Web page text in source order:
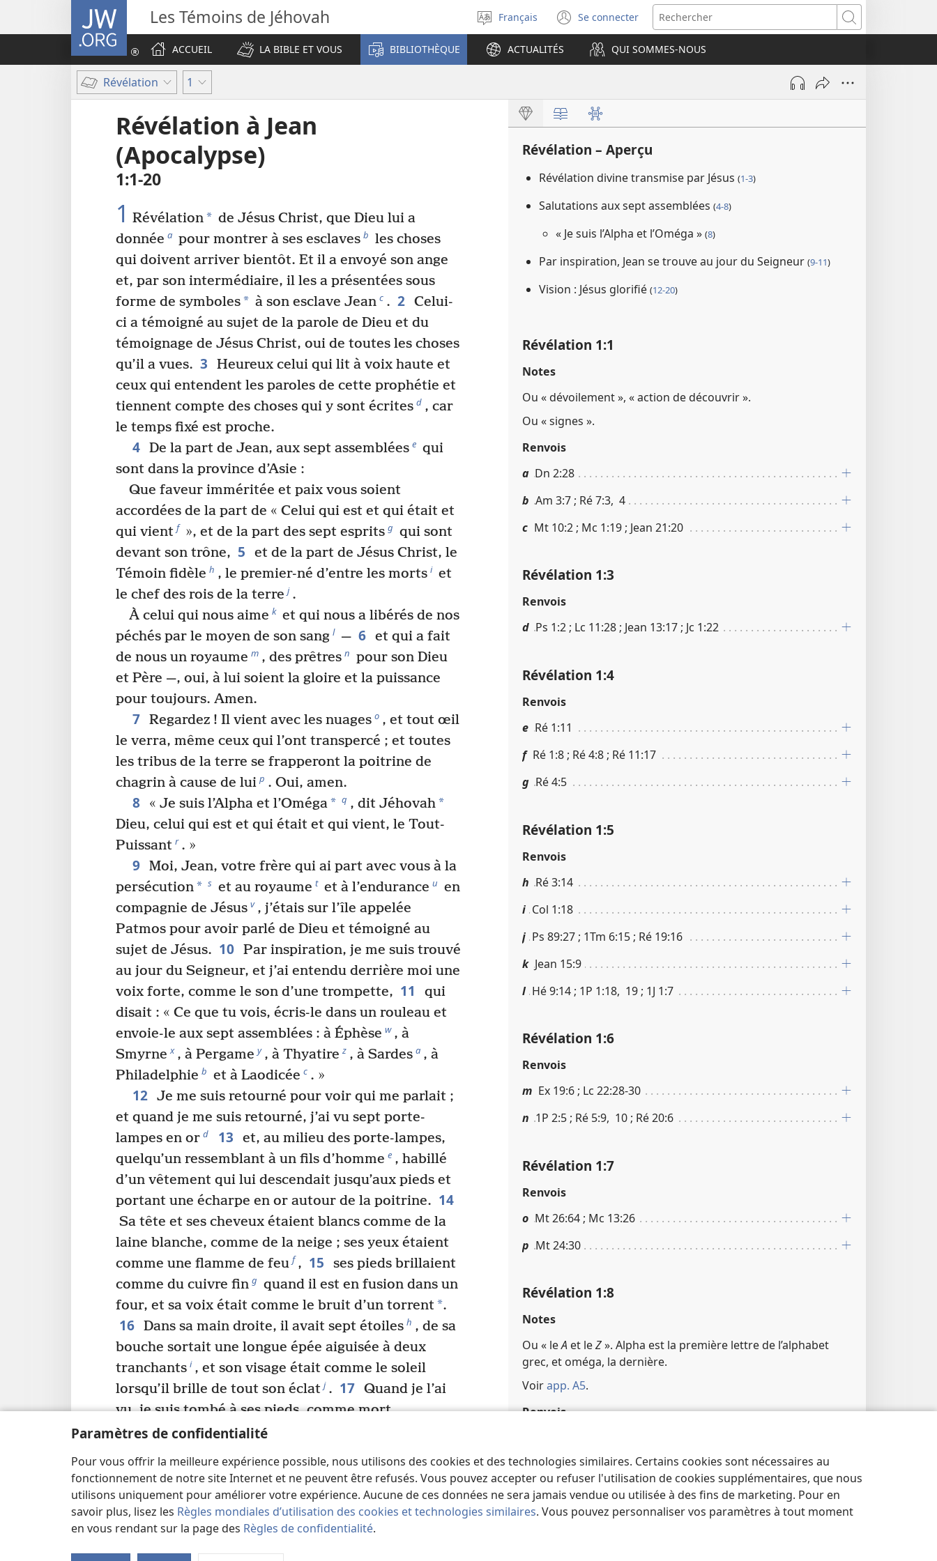
Paramètres de confidentialité
Pour vous offrir la meilleure expérience possible, nous utilisons des cookies et des technologies similaires. Certains cookies sont nécessaires au
fonctionnement de notre site Internet et ne peuvent être refusés. Vous pouvez accepter ou refuser l'utilisation de cookies supplémentaires, que nous
utilisons uniquement pour améliorer votre expérience. Aucune de ces données ne sera jamais vendue ou utilisée à des fins de marketing. Pour en
savoir plus, lisez les Règles mondiales d’utilisation des cookies et technologies similaires. Vous pouvez personnaliser vos paramètres à tout moment
en vous rendant sur la page des Règles de confidentialité.
JW.ORG Les Témoins de Jéhovah
Sélectionner
la
langue
Français Se connecter
(ouvre
une
nouvelle
fenêtre)
Rechercher
ACCUEIL
LA BIBLE ET VOUS BIBLIOTHÈQUE ACTUALITÉS QUI SOMMES-NOUS
Révélation 1
Révélation à Jean
(Apocalypse)
1​:​1-20
1 Révélation* de Jésus Christ, que Dieu lui a
donnée a pour montrer à ses esclaves b les choses
qui doivent arriver bientôt. Et il a envoyé son ange
et, par son intermédiaire, il les a présentées sous
forme de symboles* à son esclave Jean c . 2 Celui-
ci a témoigné au sujet de la parole de Dieu et du
témoignage de Jésus Christ, oui de toutes les choses
qu’il a vues. 3
Heureux celui qui lit à voix haute et
ceux qui entendent les paroles de cette prophétie et
tiennent compte des choses qui y sont écrites d , car
le temps fixé est proche.
4 De la part de Jean, aux sept assemblées e qui
sont dans la province d’Asie :
Que faveur imméritée et paix vous soient
accordées de la part de « Celui qui est et qui était et
qui vient f », et de la part des sept esprits g qui sont
devant son trône, 5
et de la part de Jésus Christ, le
Témoin fidèle h , le premier-né d’entre les morts i et
le chef des rois de la terre j .
À celui qui nous aime k et qui nous a libérés de nos
péchés par le moyen de son sang l — 6 et qui a fait
de nous un royaume m , des prêtres n pour son Dieu
et Père —, oui, à lui soient la gloire et la puissance
pour toujours. Amen.
7 Regardez ! Il vient avec les nuages o , et tout œil
le verra, même ceux qui l’ont transpercé ; et toutes
les tribus de la terre se frapperont la poitrine de
chagrin à cause de lui p . Oui, amen.
8 « Je suis l’Alpha et l’Oméga* q , dit Jéhovah*
Dieu, celui qui est et qui était et qui vient, le Tout-
Puissant r . »
9 Moi, Jean, votre frère qui ai part avec vous à la
persécution* s et au royaume t et à l’endurance u en
compagnie de Jésus v , j’étais sur l’île appelée
Patmos pour avoir parlé de Dieu et témoigné au
sujet de Jésus. 10 Par inspiration, je me suis trouvé
au jour du Seigneur, et j’ai entendu derrière moi une
voix forte, comme le son d’une trompette, 11
qui
disait : « Ce que tu vois, écris-le dans un rouleau et
envoie-le aux sept assemblées : à Éphèse w , à
Smyrne x , à Pergame y , à Thyatire z , à Sardes a , à
Philadelphie b et à Laodicée c . »
12 Je me suis retourné pour voir qui me parlait ;
et quand je me suis retourné, j’ai vu sept porte-
lampes en or d 13
et, au milieu des porte-lampes,
quelqu’un ressemblant à un fils d’homme e , habillé
d’un vêtement qui lui descendait jusqu’aux pieds et
portant une écharpe en or autour de la poitrine. 14
Sa tête et ses cheveux étaient blancs comme de la
laine blanche, comme de la neige ; ses yeux étaient
comme une flamme de feu f , 15
ses pieds brillaient
comme du cuivre fin g quand il est en fusion dans un
four, et sa voix était comme le bruit d’un torrent*.
16 Dans sa main droite, il avait sept étoiles h , de sa
bouche sortait une longue épée aiguisée à deux
tranchants i , et son visage était comme le soleil
lorsqu’il brille de tout son éclat j . 17 Quand je l’ai
vu, je suis tombé à ses pieds, comme mort.
Alors il a posé sa main droite sur moi et m’a dit :
18 et celui qui est vivant m ; j’ai été mort n , mais
regarde, je suis vivant à tout jamais
, et j’ai les clés
de la mort et de la Tombe* p . 19 Écris donc ce que
tu as vu, ce qui se passe maintenant, et ce qui
arrivera ensuite. 20 En ce qui concerne le saint
Révélation – Aperçu
Révélation divine transmise par Jésus (1-3)
Salutations aux sept assemblées (4-8)
« Je suis l’Alpha et l’Oméga » (8)
Par inspiration, Jean se trouve au jour du Seigneur (9-11)
Vision : Jésus glorifié (12-20)
Révélation 1​:​1
Notes
Ou « dévoilement », « action de découvrir ».
Ou « signes ».
Renvois
a Dn 2​:​28
b Am 3​:​7 ; Ré 7​:​3, 4
c Mt 10​:​2 ; Mc 1​:​19 ; Jean 21​:​20
Révélation 1​:​3
Renvois
d Ps 1​:​2 ; Lc 11​:​28 ; Jean 13​:​17 ; Jc 1​:​22
Révélation 1​:​4
Renvois
e Ré 1​:​11
f Ré 1​:​8 ; Ré 4​:​8 ; Ré 11​:​17
g Ré 4​:​5
Révélation 1​:​5
Renvois
h Ré 3​:​14
i Col 1​:​18
j Ps 89​:​27 ; 1Tm 6​:​15 ; Ré 19​:​16
k Jean 15​:​9
l Hé 9​:​14 ; 1P 1​:​18, 19 ; 1J 1​:​7
Révélation 1​:​6
Renvois
m Ex 19​:​6 ; Lc 22​:​28-30
n 1P 2​:​5 ; Ré 5​:​9, 10 ; Ré 20​:​6
Révélation 1​:​7
Renvois
o Mt 26​:​64 ; Mc 13​:​26
p Mt 24​:​30
Révélation 1​:​8
Notes
Ou « leA et leZ». Alpha est la première lettre de l’alphabet
grec, et oméga, la dernière.
Voirapp. A5.
Renvois
r Ex 6​:​3
Révélation 1​:​9